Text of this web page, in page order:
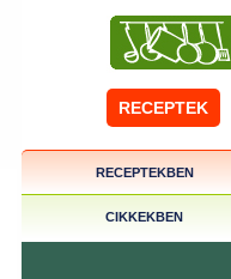
RECEPTEK
RECEPTEKBEN
CIKKEKBEN